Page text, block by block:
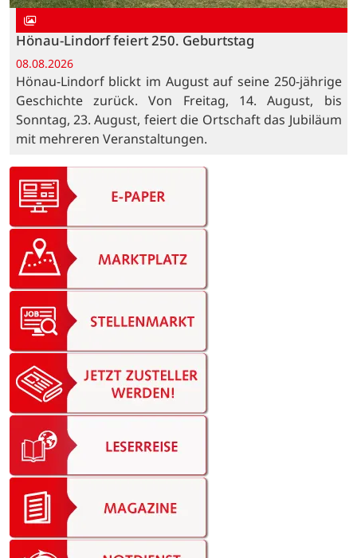
Hönau-Lindorf feiert 250. Geburtstag
08.08.2026
Hönau-Lindorf blickt im August auf seine 250-jährige
Geschichte zurück. Von Freitag, 14. August, bis
Sonntag, 23. August, feiert die Ortschaft das Jubiläum
mit mehreren Veranstaltungen.